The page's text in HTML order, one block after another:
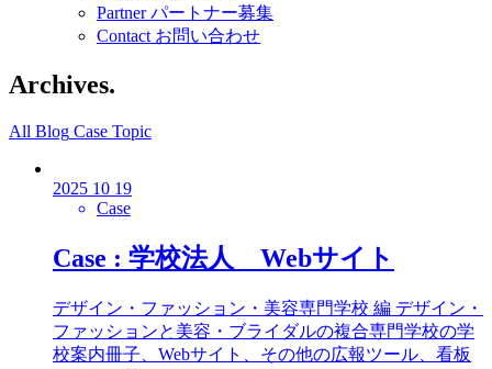
Partnerパートナー募集
Contact お問い合わせ
Archives.
All Blog Case Topic
2025 10 19
Case
Case : 学校法人 Webサイト
デザイン・ファッション・美容専門学校 編 デザイン・
ファッションと美容・ブライダルの複合専門学校の学
校案内冊子、Webサイト、その他の広報ツール、看板